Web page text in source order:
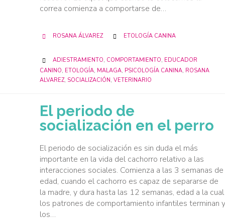
correa comienza a comportarse de…
 ROSANA ÁLVAREZ  CATEGORY
ETOLOGÍA CANINA
 CATEGORY
ADIESTRAMIENTO, COMPORTAMIENTO, EDUCADOR
CANINO, ETOLOGÍA, MALAGA, PSICOLOGÍA CANINA, ROSANA
ALVAREZ, SOCIALIZACIÓN, VETERINARIO
El periodo de
socialización en el perro
El periodo de socialización es sin duda el más
importante en la vida del cachorro relativo a las
interacciones sociales. Comienza a las 3 semanas de
edad, cuando el cachorro es capaz de separarse de
la madre, y dura hasta las 12 semanas, edad a la cual
los patrones de comportamiento infantiles terminan y
los…